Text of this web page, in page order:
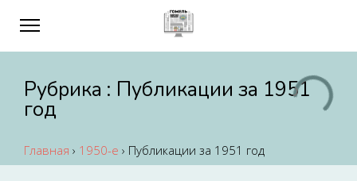
Рубрика : Публикации за 1951
год
Главная › 1950-е › Публикации за 1951 год